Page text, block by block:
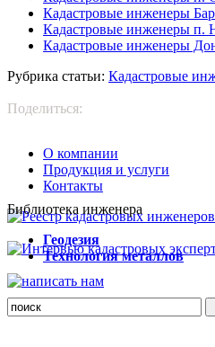
Кадастровые инженеры
Кадастровые инженеры п.
Кадастровые инженеры
Рубрика статьи: Кадастровые
Поделиться:
О компании
Продукция и услуги
Контакты
Библиотека инженера
Геодезия
Технология металлов